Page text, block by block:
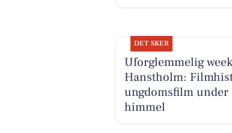
DET SKER
Uforglemmelig
Hanstholm:
ungdomsfilm under
himmel